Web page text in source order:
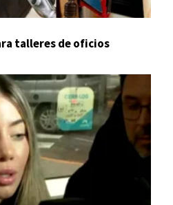
talleres de oficios